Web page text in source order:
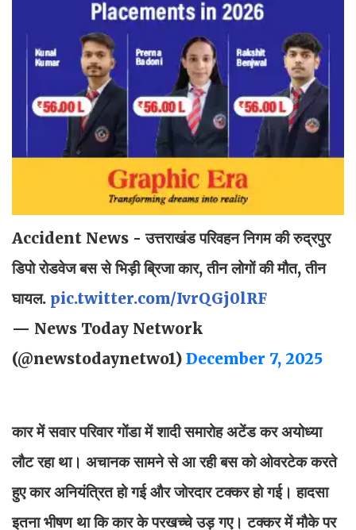
Accident News - उत्तराखंड परिवहन निगम की रुद्रपुर
डिपो रोडवेज बस से भिड़ी ब्रिजा कार, तीन लोगों की मौत, तीन
घायल. pic.twitter.com/IvrQGj0lRF
— News Today Network
(@newstodaynetwo1) December 7, 2025
कार में सवार परिवार गोंडा में शादी समारोह अटेंड कर अयोध्या
लौट रहा था। अचानक सामने से आ रही बस को ओवरटेक करते
हुए कार अनियंत्रित हो गई और जोरदार टक्कर हो गई। हादसा
इतना भीषण था कि कार के परखच्चे उड़ गए। टक्कर में मौके पर